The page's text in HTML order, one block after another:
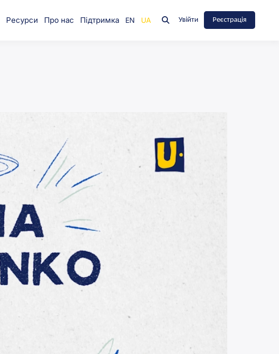
Ресурси Про нас Підтримка Увійти Реєстрація